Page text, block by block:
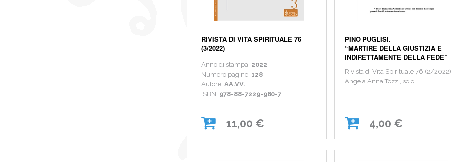
RIVISTA DI VITA SPIRITUALE 76
(3/2022)
Anno di stampa: 2022
Numero pagine: 128
Autore:AA.VV.
ISBN: 978-88-7229-980-7
11,00 €
PINO PUGLISI.
“MARTIRE DELLA GIUSTIZIA E
INDIRETTAMENTE DELLA FEDE”
Rivista di Vita Spirituale 76 (2/2022)
Angela Anna Tozzi, scic
4,00 €